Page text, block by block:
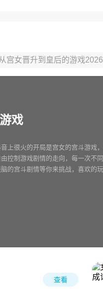
从宫女晋升到皇后的游戏2026
戏
上很火的开局是宫女的宫斗游戏
控制游戏剧情的走向，每一次不
的宫斗剧情等你来挑战，喜欢的
查看